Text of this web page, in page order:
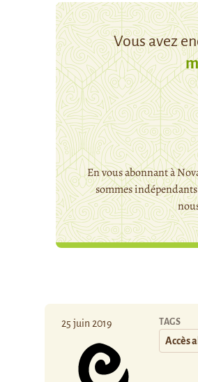
Vous avez
En vous abonnant à
sommes
25 juin 2019 TAGS
Accès